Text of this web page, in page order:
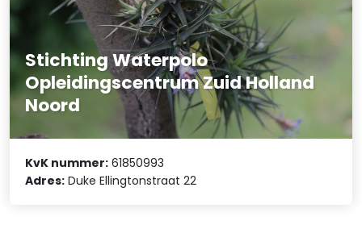
Stichting Waterpolo
Opleidingscentrum Zuid Holland
Noord
KvK nummer: 61850993
Adres: Duke Ellingtonstraat 22